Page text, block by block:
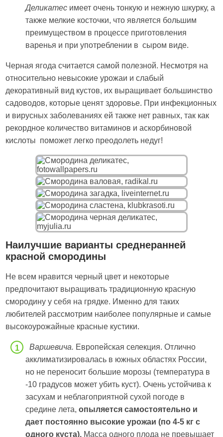
Деликатес имеет очень тонкую и нежную шкурку, а
также мелкие косточки, что является большим
преимуществом в процессе приготовления
варенья и при употреблении в сыром виде.
Черная ягода считается самой полезной. Несмотря на
относительно невысокие урожаи и слабый
декоративный вид кустов, их выращивает большинство
садоводов, которые ценят здоровье. При инфекционных
и вирусных заболеваниях ей также нет равных, так как
рекордное количество витаминов и аскорбиновой
кислоты поможет легко преодолеть недуг!
Наилучшие варианты среднеранней
красной смородины
Не всем нравится черный цвет и некоторые
предпочитают выращивать традиционную красную
смородину у себя на грядке. Именно для таких
любителей рассмотрим наиболее популярные и самые
высокоурожайные красные кустики.
Варшевича. Европейская селекция. Отлично
акклиматизировалась в южных областях России,
но не переносит большие морозы (температура в
-10 градусов может убить куст). Очень устойчива к
засухам и неблагоприятной сухой погоде в
средине лета,опыляется самостоятельно и
дает постоянно высокие урожаи (по 4-5 кг с
одного куста). Масса одного плода не превышает